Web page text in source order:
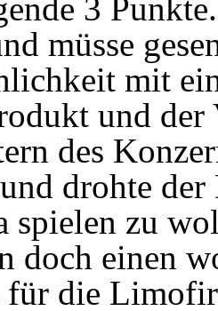
3
müsse
mit
und der
des
drohte
spielen zu
doch einen
die